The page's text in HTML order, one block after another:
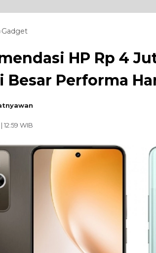
Gadget
HP Rp 4
Besar Performa
12:59 WIB